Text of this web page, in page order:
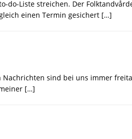
do-Liste streichen. Der
einen Termin gesichert […]
sind bei uns immer
[…]